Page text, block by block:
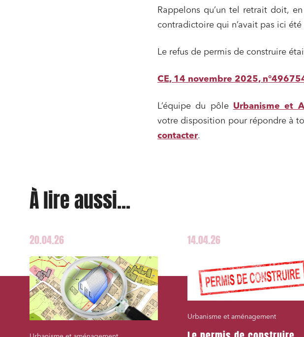
Rappelons qu’un tel retrait doit,
contradictoire qui n’avait pas ici
Le refus de permis de construire
CE, 14 novembre 2025,
L’équipe du pôle Urbanisme et
votre disposition pour répondre à
contacter.
À lire aussi...
20.04.26 14.04.26
Urbanisme et aménagement